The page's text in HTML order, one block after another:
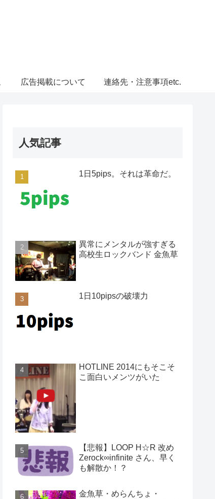
広告掲載について 連絡先・注意事項etc.
人気記事
1日5pips。それは革命だ。
異常にメンタルが強すぎる
高校生ロックバンド 金魚草
1日10pipsの破壊力
HOTLINE 2014にもそこそ
こ面白いメンツがいた
【悲報】LOOP H☆R 改め
Zerock∞infinite さん、早く
も解散か！？
金魚草・めらんちょ・